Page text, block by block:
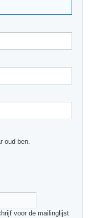
oud ben.
voor de mailinglijst